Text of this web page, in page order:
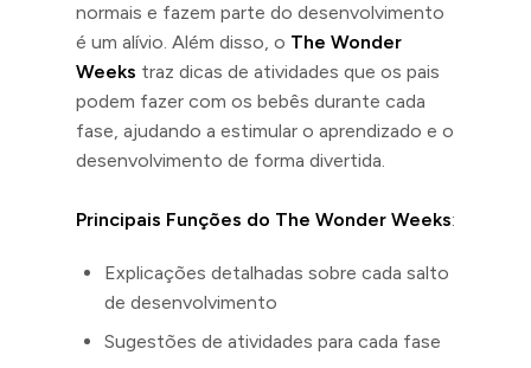
normais e fazem parte do desenvolvimento
é um alívio. Além disso, o The Wonder
Weeks traz dicas de atividades que os pais
podem fazer com os bebês durante cada
fase, ajudando a estimular o aprendizado e o
desenvolvimento de forma divertida.
Principais Funções do The Wonder Weeks:
Explicações detalhadas sobre cada salto
de desenvolvimento
Sugestões de atividades para cada fase